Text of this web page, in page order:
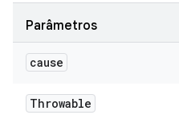
Parâmetros
cause
Throwable